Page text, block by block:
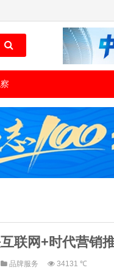
联网+时代营销
品牌服务 34131 ℃